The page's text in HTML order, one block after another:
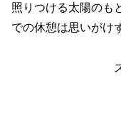
照りつける太陽のも
での休憩は思いがけ